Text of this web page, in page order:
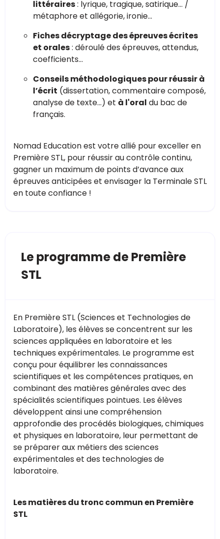
littéraires: lyrique, tragique, satirique… /
métaphore et allégorie, ironie...
Fiches décryptage des épreuves écrites
et orales: déroulé des épreuves, attendus,
coefficients…
Conseils méthodologiques pour réussir à
l’écrit (dissertation, commentaire composé,
analyse de texte…) et à l'oral du bac de
français.
Nomad Education est votre allié pour exceller en
Première STL, pour réussir au contrôle continu,
gagner un maximum de points d’avance aux
épreuves anticipées et envisager la Terminale STL
en toute confiance !
Le programme de Première
STL
En Première STL (Sciences et Technologies de
Laboratoire), les élèves se concentrent sur les
sciences appliquées en laboratoire et les
techniques expérimentales. Le programme est
conçu pour équilibrer les connaissances
scientifiques et les compétences pratiques, en
combinant des matières générales avec des
spécialités scientifiques pointues. Les élèves
développent ainsi une compréhension
approfondie des procédés biologiques, chimiques
et physiques en laboratoire, leur permettant de
se préparer aux métiers des sciences
expérimentales et des technologies de
laboratoire.
Les matières du tronc commun en Première
STL